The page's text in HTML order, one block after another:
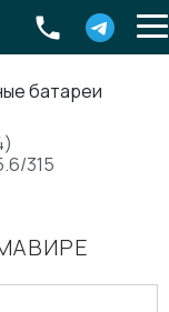
батареи
315
Екатеринбург ,